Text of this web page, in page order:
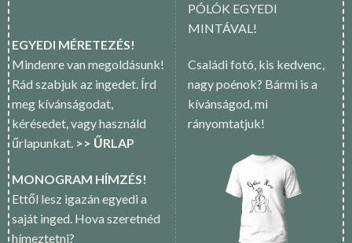
EGYEDI MÉRETEZÉS!
Mindenre van megoldásunk!
Rád szabjuk az ingedet. Írd
meg kívánságodat,
kérésedet, vagy használd
űrlapunkat. >> ŰRLAP
MONOGRAM HÍMZÉS!
Ettől lesz igazán egyedi a
saját inged. Hova szeretnéd
hímeztetni?
PÓLÓK EGYEDI
MINTÁVAL!
Családi fotó, kis kedvenc,
nagy poénok? Bármi is a
kívánságod, mi
rányomtatjuk!